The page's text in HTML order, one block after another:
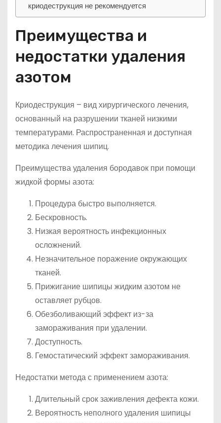
криодеструкция не рекомендуется
Преимущества и
недостатки удаления
азотом
Криодеструкция – вид хирургического лечения,
основанный на разрушении тканей низкими
температурами. Распространенная и доступная
методика лечения шипиц.
Преимущества удаления бородавок при помощи
жидкой формы азота:
Процедура быстро выполняется.
Бескровность.
Низкая вероятность инфекционных
осложнений.
Незначительное поражение окружающих
тканей.
Прижигание шипицы жидким азотом не
оставляет рубцов.
Обезболивающий эффект из-за
замораживания при удалении.
Доступность.
Гемостатический эффект замораживания.
Недостатки метода с применением азота:
Длительный срок заживления дефекта кожи.
Вероятность неполного удаления шипицы